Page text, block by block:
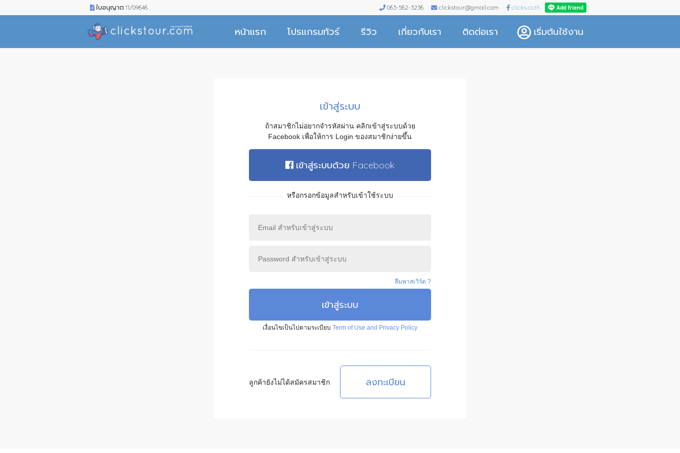
ใบอนุญาต 11/09646 063-562-3236 clickstour@gmail.com clicks.co.th
เริ่มต้นใช้งาน
หน้าแรก โปรแกรมทัวร์ รีวิว เกี่ยวกับเรา ติดต่อเรา
เข้าสู่ระบบ
ถ้าสมาชิกไม่อยากจำรหัสผ่าน คลิกเข้าสู่ระบบด้วย
Facebook เพื่อให้การ Login ของสมาชิกง่ายขึ้น
เข้าสู่ระบบด้วย Facebook
หรือกรอกข้อมูลสำหรับเข้าใช้ระบบ
ลืมพาสเวิร์ด ?
เข้าสู่ระบบ
เงื่อนไขเป็นไปตามระเบียบ Term of Use and Privacy Policy
ลูกค้ายังไม่ได้สมัครสมาชิก ลงทะเบียน